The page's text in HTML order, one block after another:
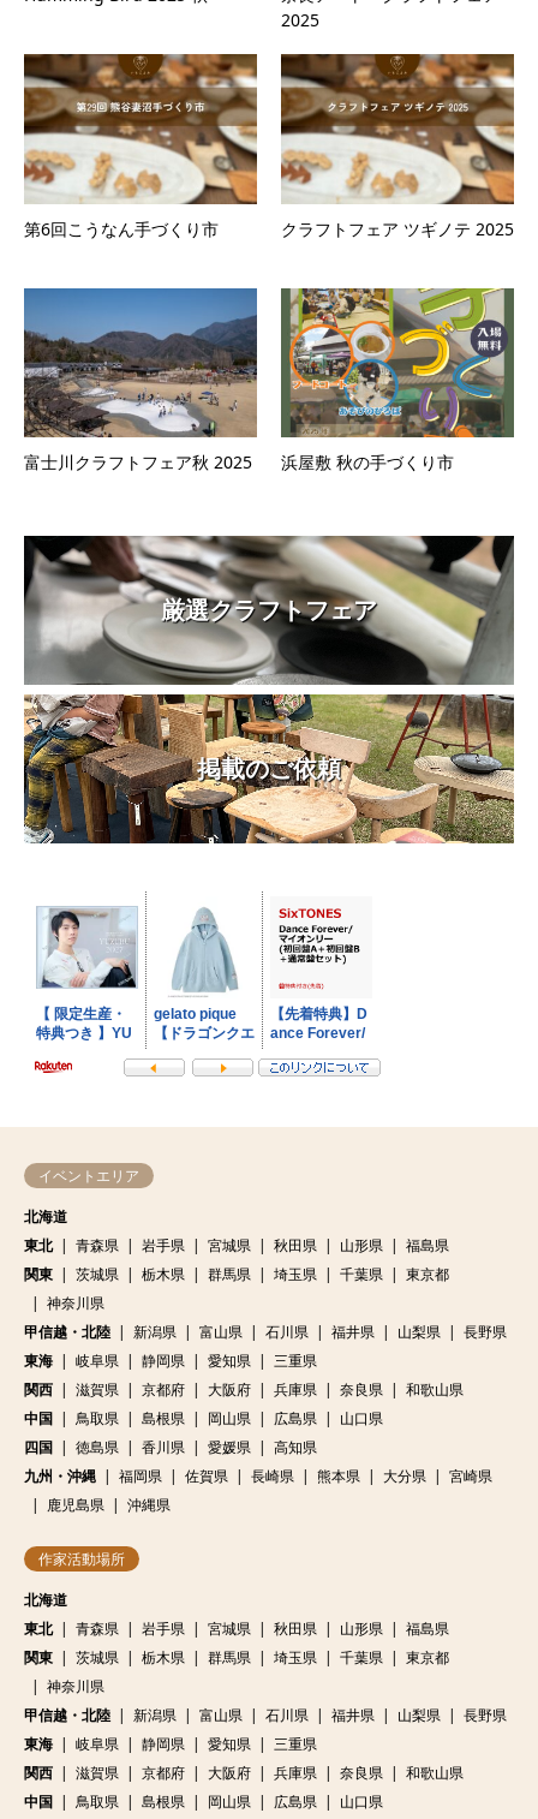
2025
第6回こうなん手づくり市 クラフトフェア ツギノテ 2025
富士川クラフトフェア秋 2025 浜屋敷 秋の手づくり市
厳選クラフトフェア
掲載のご依頼
イベントエリア
北海道
東北
青森県 岩手県 宮城県 秋田県 山形県
福島県
関東
茨城県 栃木県 群馬県 埼玉県 千葉県
東京都
神奈川県
甲信越・北陸
新潟県 富山県 石川県 福井県 山梨県
長野県
東海
岐阜県 静岡県 愛知県
三重県
関西
滋賀県 京都府 大阪府 兵庫県 奈良県
和歌山県
中国
鳥取県 島根県 岡山県 広島県
山口県
四国
徳島県 香川県 愛媛県
高知県
九州・沖縄
福岡県 佐賀県 長崎県 熊本県 大分県
宮崎県
鹿児島県
沖縄県
作家活動場所
北海道
東北
青森県 岩手県 宮城県 秋田県 山形県
福島県
関東
茨城県 栃木県 群馬県 埼玉県 千葉県
東京都
神奈川県
甲信越・北陸
新潟県 富山県 石川県 福井県 山梨県
長野県
東海
岐阜県 静岡県 愛知県
三重県
関西
滋賀県 京都府 大阪府 兵庫県 奈良県
和歌山県
中国
鳥取県 島根県 岡山県 広島県
山口県